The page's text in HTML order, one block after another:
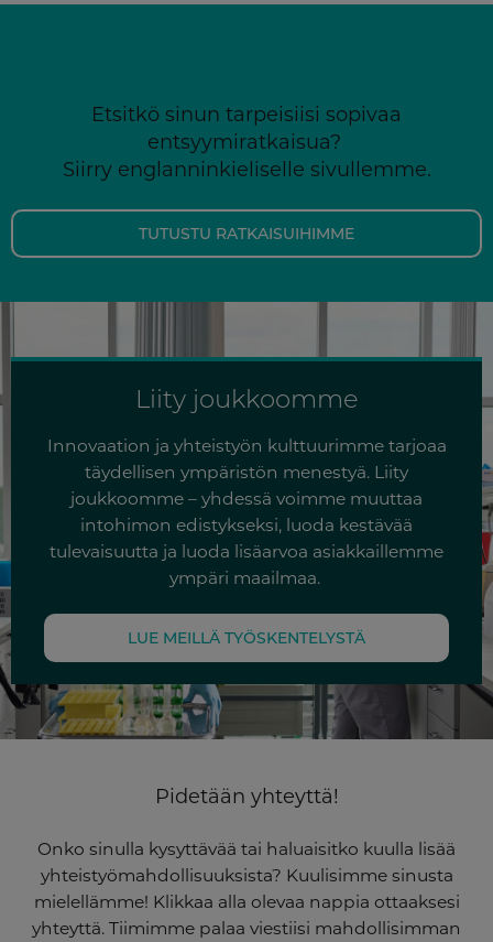
Etsitkö sinun tarpeisiisi sopivaa
entsyymiratkaisua?
Siirry englanninkieliselle sivullemme.
TUTUSTU RATKAISUIHIMME
Liity joukkoomme
Innovaation ja yhteistyön kulttuurimme tarjoaa
täydellisen ympäristön menestyä. Liity
joukkoomme – yhdessä voimme muuttaa
intohimon edistykseksi, luoda kestävää
tulevaisuutta ja luoda lisäarvoa asiakkaillemme
ympäri maailmaa.
LUE MEILLÄ TYÖSKENTELYSTÄ
Pidetään yhteyttä!
Onko sinulla kysyttävää tai haluaisitko kuulla lisää
yhteistyömahdollisuuksista? Kuulisimme sinusta
mielellämme! Klikkaa alla olevaa nappia ottaaksesi
yhteyttä. Tiimimme palaa viestiisi mahdollisimman